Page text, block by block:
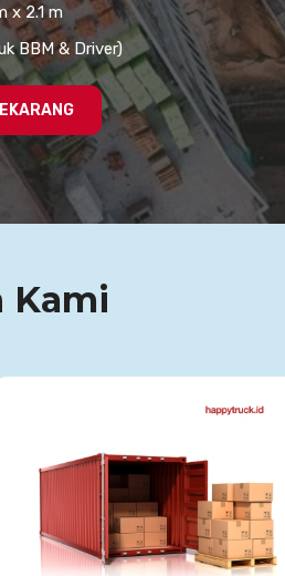
x 2.1 m
BBM & Driver)
Kami